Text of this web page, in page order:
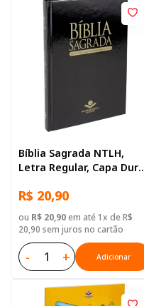
Bíblia Sagrada NTLH,
Letra Regular, Capa Dura
R$ 20,90
ou R$ 20,90em até 1x de R$
20,90 sem juros no cartão
- + Adicionar